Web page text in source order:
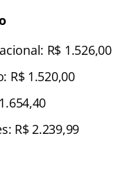
R$ 1.526,00
R$ 1.520,00
R$ 2.239,99